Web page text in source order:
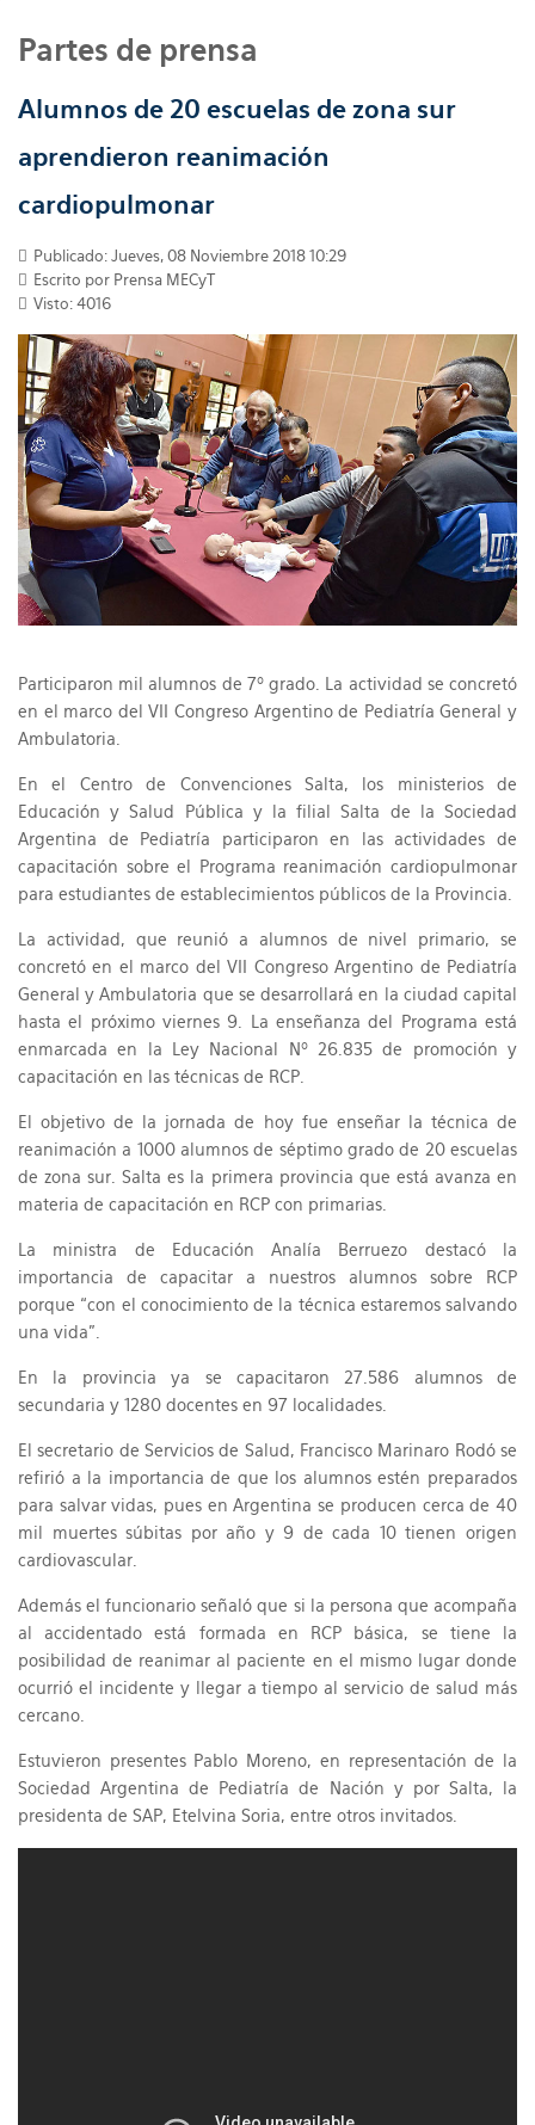
Partes de prensa
Alumnos de 20 escuelas de zona sur
aprendieron reanimación
cardiopulmonar
Publicado: Jueves, 08 Noviembre 2018 10:29
Escrito por Prensa MECyT
Visto: 4016
Participaron mil alumnos de 7º grado. La actividad se concretó
en el marco del VII Congreso Argentino de Pediatría General y
Ambulatoria.
En el Centro de Convenciones Salta, los ministerios de
Educación y Salud Pública y la filial Salta de la Sociedad
Argentina de Pediatría participaron en las actividades de
capacitación sobre el Programa reanimación cardiopulmonar
para estudiantes de establecimientos públicos de la Provincia.
La actividad, que reunió a alumnos de nivel primario, se
concretó en el marco del VII Congreso Argentino de Pediatría
General y Ambulatoria que se desarrollará en la ciudad capital
hasta el próximo viernes 9. La enseñanza del Programa está
enmarcada en la Ley Nacional Nº 26.835 de promoción y
capacitación en las técnicas de RCP.
El objetivo de la jornada de hoy fue enseñar la técnica de
reanimación a 1000 alumnos de séptimo grado de 20 escuelas
de zona sur. Salta es la primera provincia que está avanza en
materia de capacitación en RCP con primarias.
La ministra de Educación Analía Berruezo destacó la
importancia de capacitar a nuestros alumnos sobre RCP
porque “con el conocimiento de la técnica estaremos salvando
una vida”.
En la provincia ya se capacitaron 27.586 alumnos de
secundaria y 1280 docentes en 97 localidades.
El secretario de Servicios de Salud, Francisco Marinaro Rodó se
refirió a la importancia de que los alumnos estén preparados
para salvar vidas, pues en Argentina se producen cerca de 40
mil muertes súbitas por año y 9 de cada 10 tienen origen
cardiovascular.
Además el funcionario señaló que si la persona que acompaña
al accidentado está formada en RCP básica, se tiene la
posibilidad de reanimar al paciente en el mismo lugar donde
ocurrió el incidente y llegar a tiempo al servicio de salud más
cercano.
Estuvieron presentes Pablo Moreno, en representación de la
Sociedad Argentina de Pediatría de Nación y por Salta, la
presidenta de SAP, Etelvina Soria, entre otros invitados.